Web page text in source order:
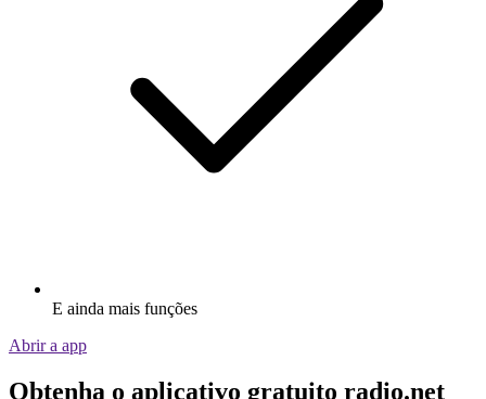
E ainda mais funções
Abrir a app
Obtenha o aplicativo gratuito radio.net